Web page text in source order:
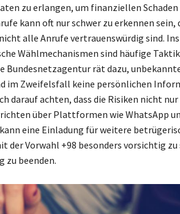
zu erlangen, um finanziellen
kann oft nur schwer zu erkennen
alle Anrufe vertrauenswürdig sind.
Wählmechanismen sind häufige
Bundesnetzagentur rät dazu,
im Zweifelsfall keine persönlichen
darauf achten, dass die Risiken nicht
über Plattformen wie WhatsApp
eine Einladung für weitere
der Vorwahl +98 besonders vorsichtig
zu beenden.